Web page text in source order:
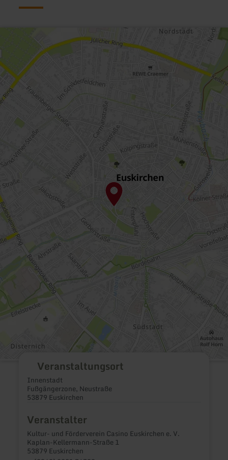
Veranstaltungsort
Innenstadt
Fußgängerzone, Neustraße
53879 Euskirchen
Veranstalter
Kultur- und Förderverein Casino Euskirchen e. V.
Kaplan-Kellermann-Straße 1
53879 Euskirchen